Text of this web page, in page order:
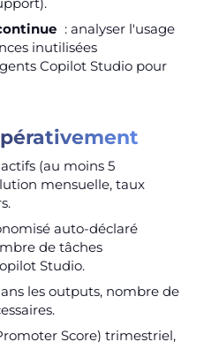
: analyser l'usage
inutilisées
Copilot Studio pour
(au moins 5
mensuelle, taux
auto-déclaré
de tâches
Studio.
les outputs, nombre de
Score) trimestriel,